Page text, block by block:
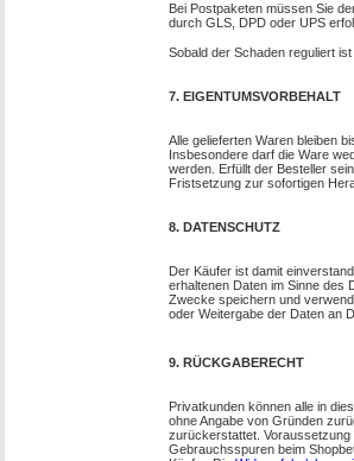
Bei Postpaketen müssen Sie
durch GLS, DPD oder UPS
Sobald der Schaden reguliert
7. EIGENTUMSVORBEHALT
Alle gelieferten Waren bleiben
Insbesondere darf die Ware
werden. Erfüllt der Besteller
Fristsetzung zur sofortigen
8. DATENSCHUTZ
Der Käufer ist damit
erhaltenen Daten im Sinne des
Zwecke speichern und
oder Weitergabe der Daten an
9. RÜCKGABERECHT
Privatkunden können alle in
ohne Angabe von Gründen
zurückerstattet.
Gebrauchsspuren beim